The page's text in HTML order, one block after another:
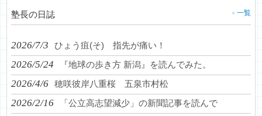
塾長の日誌 一覧
2026/7/3 ひょう疽(そ) 指先が痛い！
2026/5/24 『地球の歩き方 新潟』を読んでみた。
2026/4/6 穂咲彼岸八重桜 五泉市村松
2026/2/16 「公立高志望減少」の新聞記事を読んで